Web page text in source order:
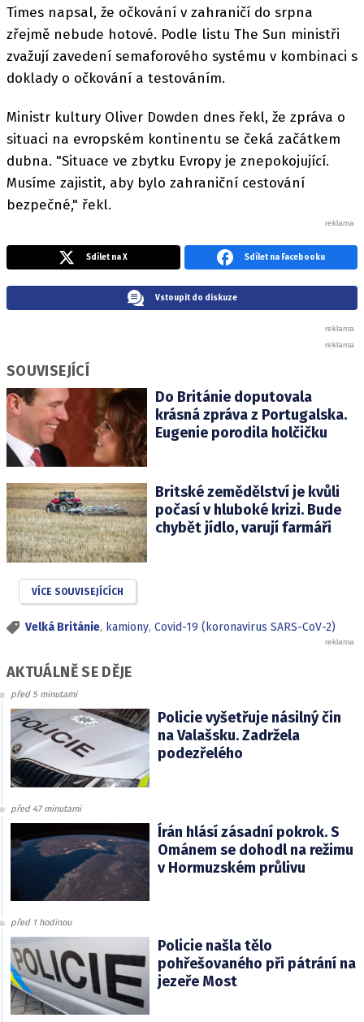
Times napsal, že očkování v zahraničí do srpna
zřejmě nebude hotové. Podle listu The Sun ministři
zvažují zavedení semaforového systému v kombinaci s
doklady o očkování a testováním.
Ministr kultury Oliver Dowden dnes řekl, že zpráva o
situaci na evropském kontinentu se čeká začátkem
dubna. "Situace ve zbytku Evropy je znepokojující.
Musíme zajistit, aby bylo zahraniční cestování
bezpečné," řekl.
Sdílet na X Sdílet na Facebooku
Vstoupit do diskuze
SOUVISEJÍCÍ
Do Británie doputovala
krásná zpráva z Portugalska.
Eugenie porodila holčičku
Britské zemědělství je kvůli
počasí v hluboké krizi. Bude
chybět jídlo, varují farmáři
VÍCE SOUVISEJÍCÍCH
Velká Británie, kamiony, Covid-19 (koronavirus SARS-CoV-2)
AKTUÁLNĚ SE DĚJE
před 5 minutami
Policie vyšetřuje násilný čin
na Valašsku. Zadržela
podezřelého
před 47 minutami
Írán hlásí zásadní pokrok. S
Ománem se dohodl na režimu
v Hormuzském průlivu
před 1 hodinou
Policie našla tělo
pohřešovaného při pátrání na
jezeře Most